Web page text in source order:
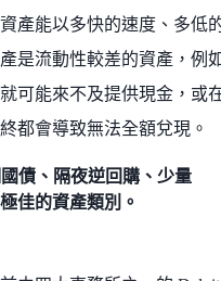
產能以多快的速度、多低
是流動性較差的資產，例
可能來不及提供現金，或
都會導致無法全額兌現。
債、隔夜逆回購、少量
佳的資產類別。